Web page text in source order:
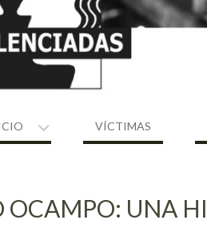
VÍCTIMAS
OCAMPO: UNA